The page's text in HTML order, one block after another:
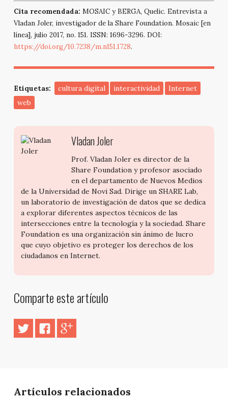
Cita recomendada: MOSAIC y BERGA, Quelic. Entrevista a
Vladan Joler, investigador de la Share Foundation. Mosaic [en
línea], julio 2017, no. 151. ISSN: 1696-3296. DOI:
https://doi.org/10.7238/m.n151.1728.
Etiquetas: cultura digital interactividad
Internet
web
Vladan Joler
Prof. Vladan Joler es director de la
Share Foundation y profesor asociado
en el departamento de Nuevos Medios
de la Universidad de Novi Sad. Dirige un SHARE Lab,
un laboratorio de investigación de datos que se dedica
a explorar diferentes aspectos técnicos de las
intersecciones entre la tecnología y la sociedad. Share
Foundation es una organización sin ánimo de lucro
que cuyo objetivo es proteger los derechos de los
ciudadanos en Internet.
Comparte este artículo
Artículos relacionados